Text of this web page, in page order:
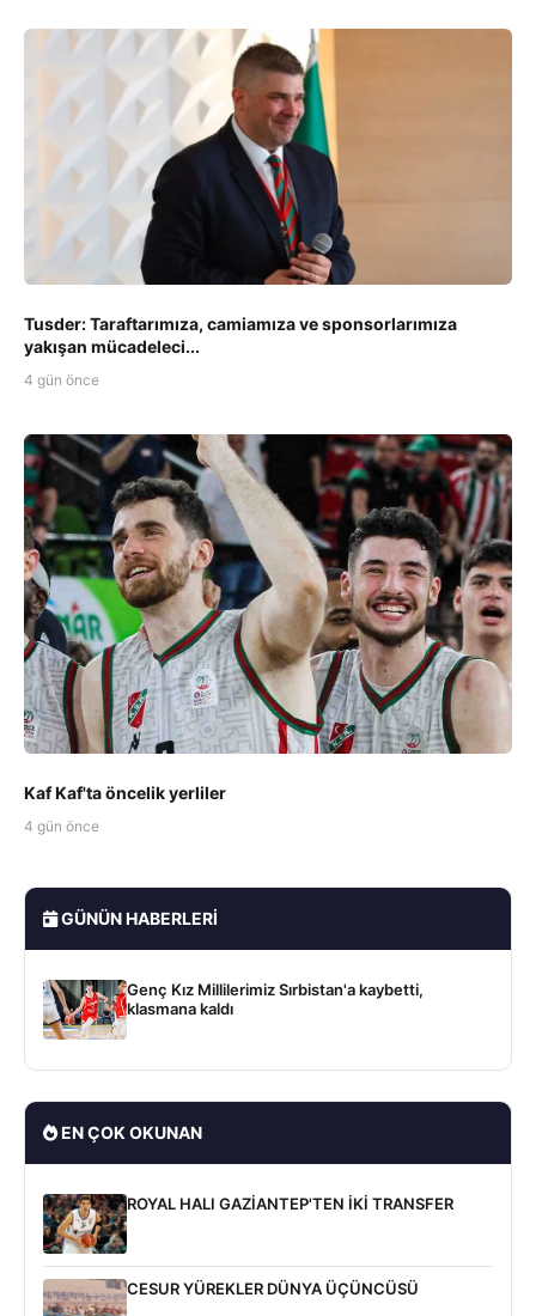
Tusder: Taraftarımıza, camiamıza ve sponsorlarımıza
yakışan mücadeleci...
4 gün önce
Kaf Kaf'ta öncelik yerliler
4 gün önce
GÜNÜN HABERLERI
Genç Kız Millilerimiz Sırbistan'a kaybetti,
klasmana kaldı
EN ÇOK OKUNAN
ROYAL HALI GAZİANTEP'TEN İKİ TRANSFER
CESUR YÜREKLER DÜNYA ÜÇÜNCÜSÜ